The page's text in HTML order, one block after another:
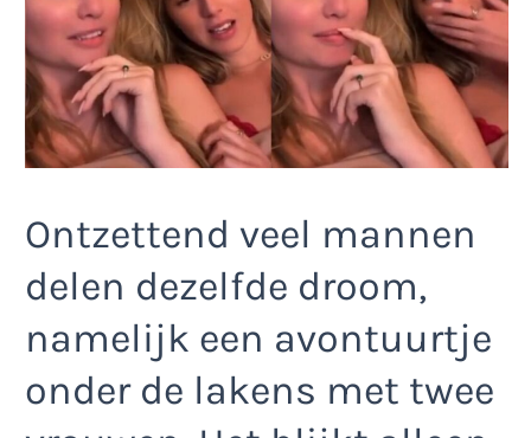
Ontzettend veel mannen
delen dezelfde droom,
namelijk een avontuurtje
onder de lakens met twee